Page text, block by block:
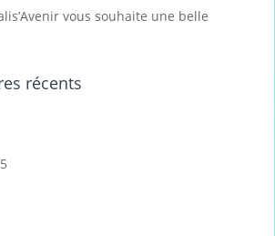
vous souhaite une belle
récents